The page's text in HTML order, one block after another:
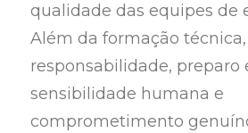
qualidade das equipes de
Além da formação
responsabilidade, preparo
sensibilidade humana e
comprometimento